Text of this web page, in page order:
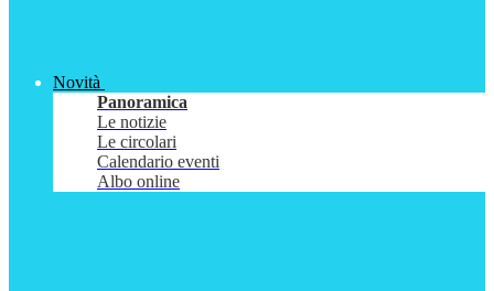
Novità
Panoramica
Le notizie
Le circolari
Calendario eventi
Albo online